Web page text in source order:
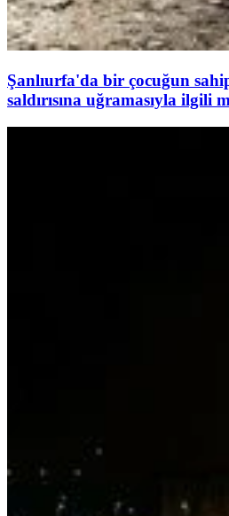
Şanlıurfa'da bir çocuğun
saldırısına uğramasıyla ilgili